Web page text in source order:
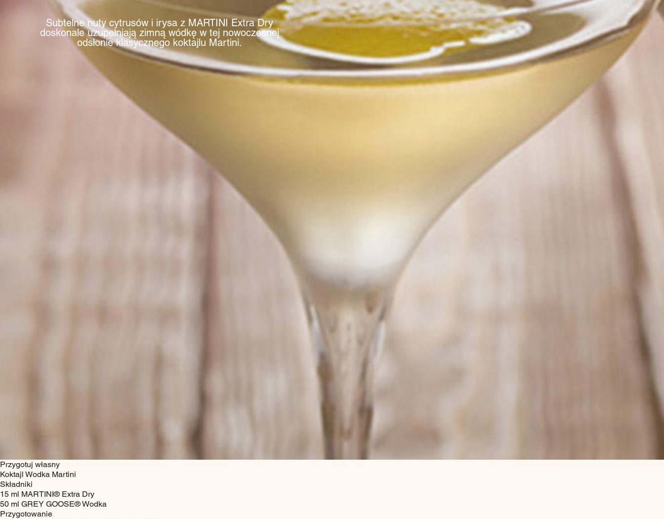
Subtelne nuty cytrusów i irysa z MARTINI Extra Dry
doskonale uzupełniają zimną wódkę w tej nowoczesnej
odsłonie klasycznego koktajlu Martini.
Przygotuj własny
Koktajl Wodka Martini
Składniki
15 ml MARTINI® Extra Dry
50 ml GREY GOOSE® Wodka
Przygotowanie